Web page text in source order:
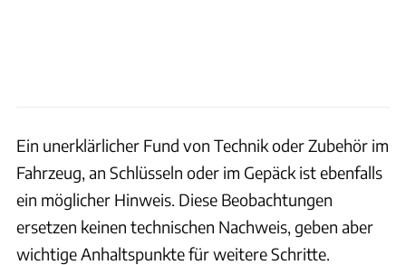
Ein unerklärlicher Fund von Technik oder Zubehör im
Fahrzeug, an Schlüsseln oder im Gepäck ist ebenfalls
ein möglicher Hinweis. Diese Beobachtungen
ersetzen keinen technischen Nachweis, geben aber
wichtige Anhaltspunkte für weitere Schritte.